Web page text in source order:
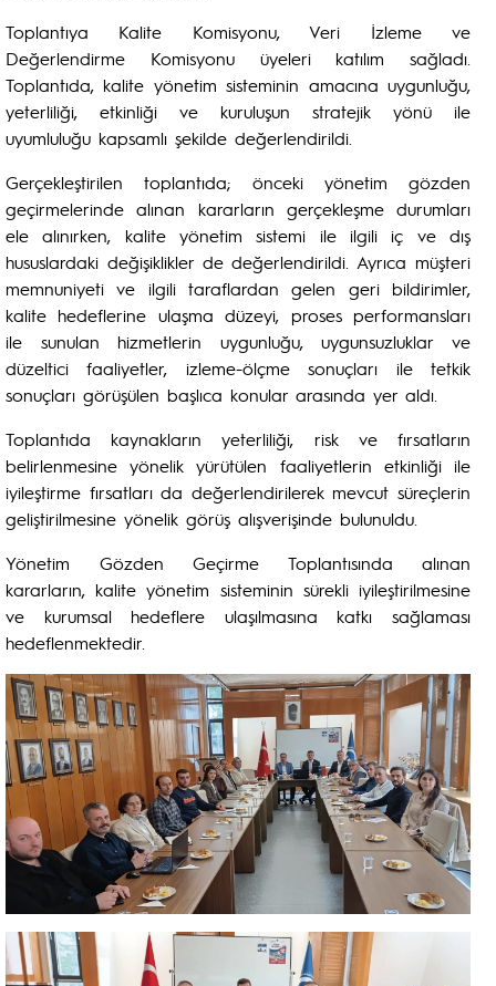
Toplantıya Kalite Komisyonu, Veri İzleme ve
Değerlendirme Komisyonu üyeleri katılım sağladı.
Toplantıda, kalite yönetim sisteminin amacına uygunluğu,
yeterliliği, etkinliği ve kuruluşun stratejik yönü ile
uyumluluğu kapsamlı şekilde değerlendirildi.
Gerçekleştirilen toplantıda; önceki yönetim gözden
geçirmelerinde alınan kararların gerçekleşme durumları
ele alınırken, kalite yönetim sistemi ile ilgili iç ve dış
hususlardaki değişiklikler de değerlendirildi. Ayrıca müşteri
memnuniyeti ve ilgili taraflardan gelen geri bildirimler,
kalite hedeflerine ulaşma düzeyi, proses performansları
ile sunulan hizmetlerin uygunluğu, uygunsuzluklar ve
düzeltici faaliyetler, izleme-ölçme sonuçları ile tetkik
sonuçları görüşülen başlıca konular arasında yer aldı.
Toplantıda kaynakların yeterliliği, risk ve fırsatların
belirlenmesine yönelik yürütülen faaliyetlerin etkinliği ile
iyileştirme fırsatları da değerlendirilerek mevcut süreçlerin
geliştirilmesine yönelik görüş alışverişinde bulunuldu.
Yönetim Gözden Geçirme Toplantısında alınan
kararların, kalite yönetim sisteminin sürekli iyileştirilmesine
ve kurumsal hedeflere ulaşılmasına katkı sağlaması
hedeflenmektedir.